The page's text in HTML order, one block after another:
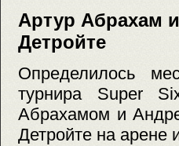
Артур Абрахам
Детройте
Определилось
турнира Super
Абрахамом и
Детройте на арене